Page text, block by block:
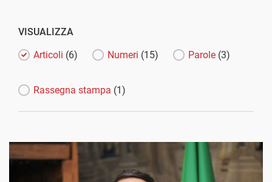
VISUALIZZA
Articoli (6) Numeri (15) Parole (3)
Rassegna stampa (1)